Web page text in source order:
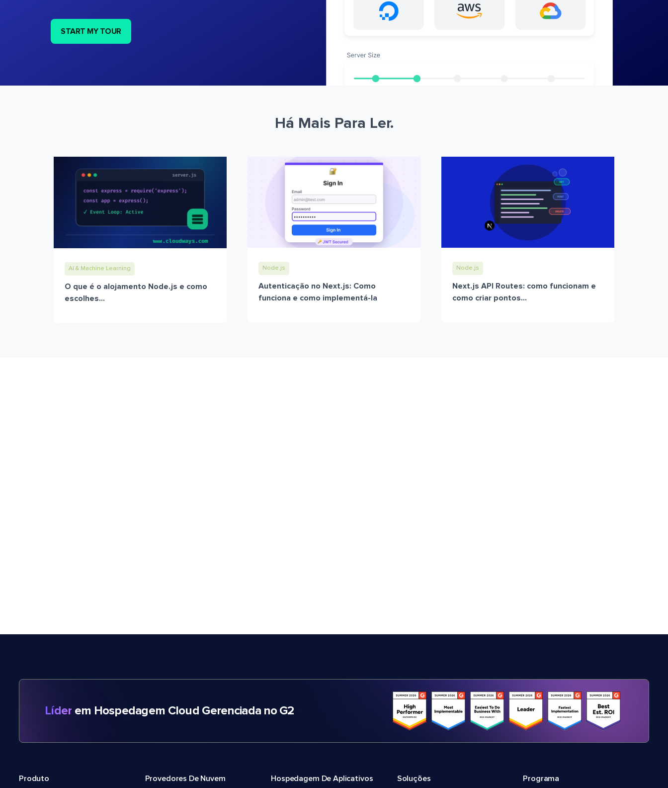
START MY TOUR
Há Mais Para Ler.
AI & Machine Learning
O que é o alojamento Node.js e como
escolhes...
Node.js
Autenticação no Next.js: Como
funciona e como implementá-la
Node.js
Next.js API Routes: como funcionam e
como criar pontos...
Líder em Hospedagem Cloud Gerenciada no G2
Produto Provedores De Nuvem Hospedagem De Aplicativos Soluções Programa